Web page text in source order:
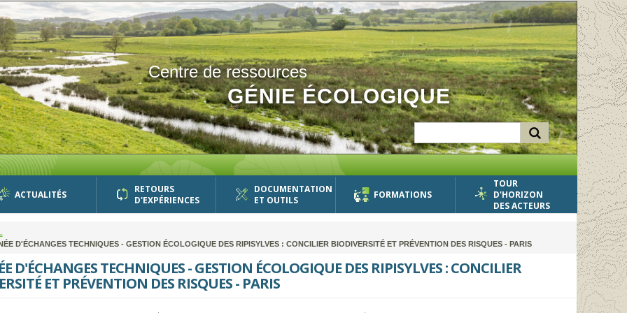
Centre de ressources
GÉNIE ÉCOLOGIQUE
ACTUALITÉS
RETOURS
D'EXPÉRIENCES
DOCUMENTATION
ET OUTILS
FORMATIONS
TOUR
D'HORIZON
DES ACTEURS
D'ÉCHANGES TECHNIQUES - GESTION ÉCOLOGIQUE DES RIPISYLVES : CONCILIER BIODIVERSITÉ ET PRÉVENTION DES RISQUES - PARIS
D'ÉCHANGES TECHNIQUES - GESTION ÉCOLOGIQUE DES RIPISYLVES : CONCILIER
ET PRÉVENTION DES RISQUES - PARIS